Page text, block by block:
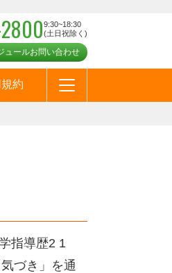
9:30~18:30
(土日祝除く)
ュールお問い合わせ
約
指導歴2 1
づき」を通